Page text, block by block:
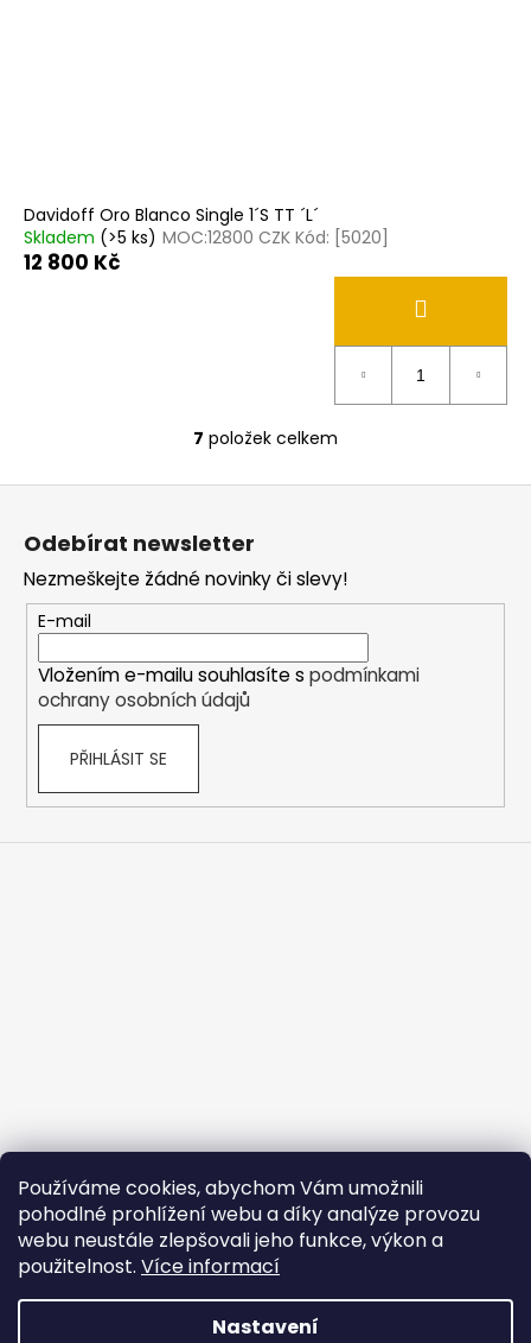
Používáme cookies, abychom Vám umožnili
pohodlné prohlížení webu a díky analýze provozu
webu neustále zlepšovali jeho funkce, výkon a
použitelnost. Více informací
Nastavení
Davidoff Oro Blanco Single 1´S TT ´L´
Skladem (>5 ks) MOC:12800 CZK Kód: [5020]
12 800 Kč
O
v
a
c
í
p
r
ý
p
7 položek celkem
Odebírat newsletter
Nezmeškejte žádné novinky či slevy!
E-mail
Vložením e-mailu souhlasíte s podmínkami
ochrany osobních údajů
PŘIHLÁSIT SE
Vytvořil Shoptet